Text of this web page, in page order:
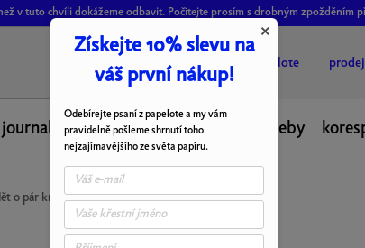
v tuto chvíli dokážeme odbavit. Počítejte prosím s drobným zpožděním
o papelote
journal desky fotoalba psací potřeby
o pár kroků dopředu
×
Získejte 10% slevu na
váš první nákup!
Odebírejte psaní z papelote a my vám
pravidelně pošleme shrnutí toho
nejzajímavějšího ze světa papíru.